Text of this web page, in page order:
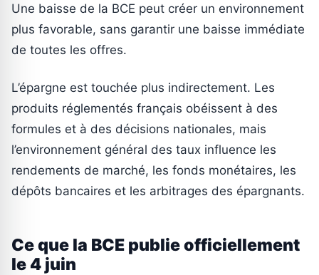
Une baisse de la BCE peut créer un environnement
plus favorable, sans garantir une baisse immédiate
de toutes les offres.
L’épargne est touchée plus indirectement. Les
produits réglementés français obéissent à des
formules et à des décisions nationales, mais
l’environnement général des taux influence les
rendements de marché, les fonds monétaires, les
dépôts bancaires et les arbitrages des épargnants.
Ce que la BCE publie officiellement
le 4 juin